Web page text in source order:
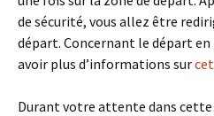
de sécurité, vous allez être
départ. Concernant le départ en
avoir plus d’informations sur
Durant votre attente dans cette